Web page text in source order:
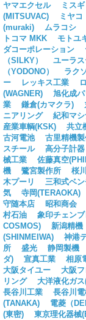
ヤマエクセル
ミスギ
(MITSUVAC)
ミヤコ
(muraki)
ムラコシ
トコマ MKK
モトユ
ダコーポレーション
（SILKY）
ユーラス
（YODONO）
ラク
ー
レッキス工業
(WAGNER)
旭化成
業
鎌倉(カマクラ)
ニアリング
紀和マ
産業車輌(KSK)
共立
古河電池
古里精機
スチール
高分子計器
械工業
佐藤真空
機
鷺宮製作所 桜
木プーリ
三和式ベ
気
寺岡(TERAOKA)
守随本店
昭和商会
村石油
象印チェン
COSMOS)
新潟精機
(SHINMEIWA)
神港
所
盛光 静岡製機
ダ)
宣真工業 相原
大阪タイユー
大阪
リング
大洋液化ガ
長谷川工業
長谷川
(TANAKA)
電菱（
(東密)
東京理化器械